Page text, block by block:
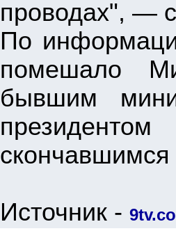
проводах", —
По
помешало
бывшим
Источник -